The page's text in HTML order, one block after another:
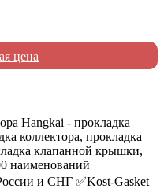
цена
Hangkai - прокладка
коллектора, прокладка
клапанной крышки,
наименований
и СНГ ✅Kost-Gasket